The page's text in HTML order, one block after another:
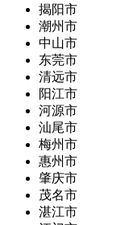
揭阳市
潮州市
中山市
东莞市
清远市
阳江市
河源市
汕尾市
梅州市
惠州市
肇庆市
茂名市
湛江市